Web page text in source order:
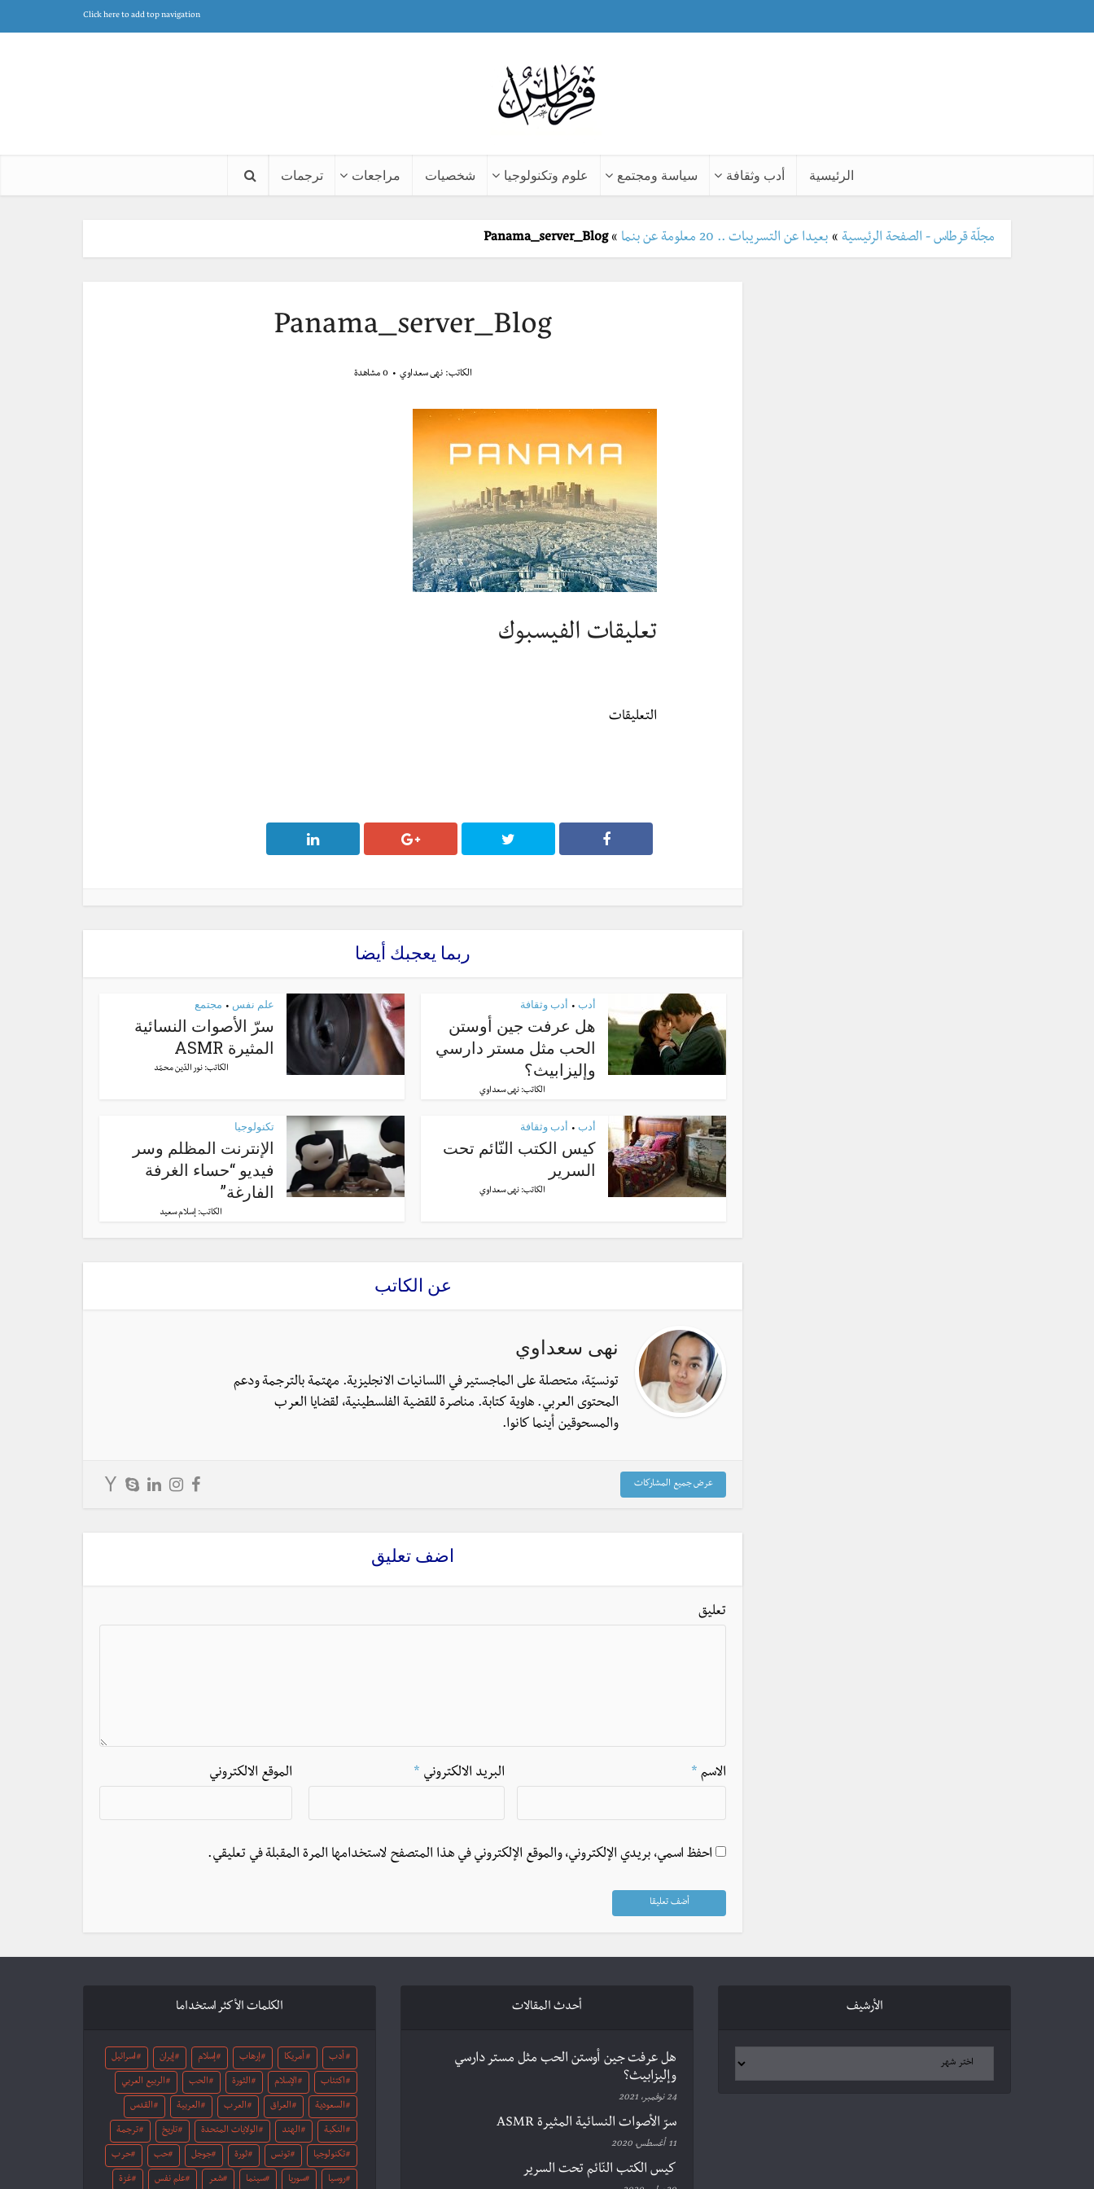
Click here to add top navigation
الرئيسية أدب وثقافة سياسة ومجتمع علوم وتكنولوجيا شخصيات مراجعات ترجمات
مجلّة قرطاس - الصفحة الرئيسية » بعيدا عن التسريبات .. 20 معلومة عن بنما »
Panama_server_Blog
Panama_server_Blog
الكاتب:نهى سعداوي 0 مشاهدة
تعليقات الفيسبوك
التعليقات
ربما يعجبك أيضا
أدب • أدب وثقافة
هل عرفت جين أوستن
الحب مثل مستر دارسي
وإليزابيث؟
الكاتب: نهى سعداوي
علم نفس • مجتمع
سرّ الأصوات النسائية
المثيرة ASMR
الكاتب:نور الدّين محمّد
أدب • أدب وثقافة
كيس الكتب النّائم تحت
السرير
الكاتب: نهى سعداوي
تكنولوجيا
الإنترنت المظلم وسر
فيديو “حساء الغرفة
الفارغة”
الكاتب: إسلام سعيد
عن الكاتب
نهى سعداوي
تونسيّة، متحصلة على الماجستير في اللسانيات الانجليزية. مهتمة بالترجمة ودعم
المحتوى العربي. هاوية كتابة. مناصرة للقضية الفلسطينية، لقضايا العرب
والمسحوقين أينما كانوا.
عرض جميع المشاركات
اضف تعليق
تعليق
الاسم * البريد الالكتروني * الموقع الالكتروني
احفظ اسمي، بريدي الإلكتروني، والموقع الإلكتروني في هذا المتصفح لاستخدامها المرة المقبلة في تعليقي.
الكلمات الأكثر استخداما
أدب أمريكا إرهاب إسلام إيران اسرائيل
اكتئاب الإسلام الثورة الحب الربيع العربي
السعودية العراق العرب العربية القدس
النكبة الهند الولايات المتحدة تاريخ ترجمة
تكنولوجيا تونس ثورة جوجل حب حرب
روسيا سوريا سينما شعر علم نفس غزة
أحدث المقالات
هل عرفت جين أوستن الحب مثل مستر دارسي
وإليزابيث؟
24 نوفمبر، 2021
سرّ الأصوات النسائية المثيرة ASMR
11 أغسطس، 2020
كيس الكتب النّائم تحت السرير
الأرشيف